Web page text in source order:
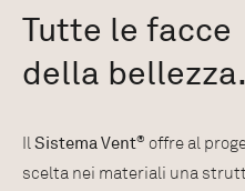
Tutte le facce
della bellezza.
Il Sistema Vent® offre al
scelta nei materiali una